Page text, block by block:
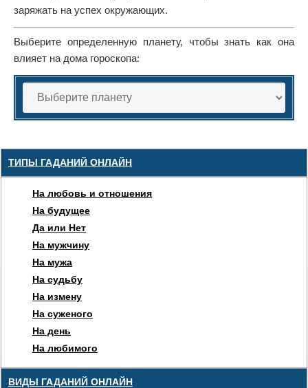
заряжать на успех окружающих.
Выберите определенную планету, чтобы знать как она
влияет на дома гороскопа:
ТИПЫ ГАДАНИЙ ОНЛАЙН
На любовь и отношения
На будущее
Да или Нет
На мужчину
На мужа
На судьбу
На измену
На суженого
На день
На любимого
ВИДЫ ГАДАНИЙ ОНЛАЙН